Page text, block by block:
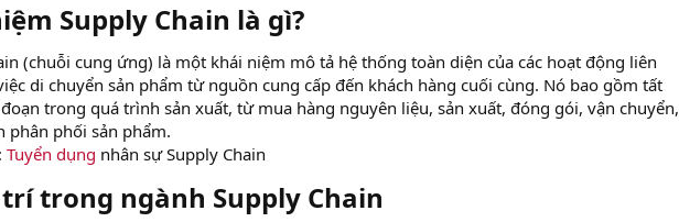
Supply Chain là gì?​
(chuỗi cung ứng) là một khái niệm mô tả hệ thống toàn diện của các hoạt động liên
di chuyển sản phẩm từ nguồn cung cấp đến khách hàng cuối cùng. Nó bao gồm tất
trong quá trình sản xuất, từ mua hàng nguyên liệu, sản xuất, đóng gói, vận chuyển,
phân phối sản phẩm.
Tuyển dụng nhân sự Supply Chain
trí trong ngành Supply Chain​